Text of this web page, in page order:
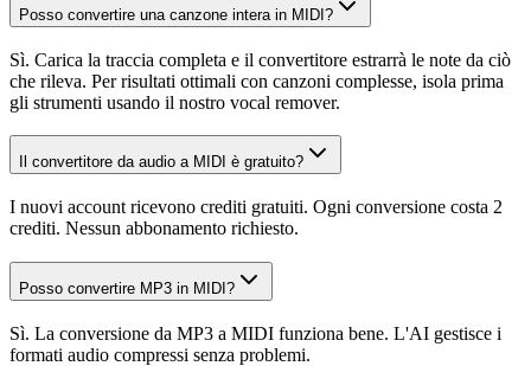
Posso convertire una canzone intera in MIDI?
Sì. Carica la traccia completa e il convertitore estrarrà le note da ciò
che rileva. Per risultati ottimali con canzoni complesse, isola prima
gli strumenti usando il nostro vocal remover.
Il convertitore da audio a MIDI è gratuito?
I nuovi account ricevono crediti gratuiti. Ogni conversione costa 2
crediti. Nessun abbonamento richiesto.
Posso convertire MP3 in MIDI?
Sì. La conversione da MP3 a MIDI funziona bene. L'AI gestisce i
formati audio compressi senza problemi.